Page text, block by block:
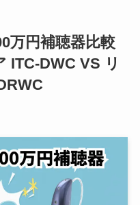
万円補聴器比較
ITC-DWC VS リ